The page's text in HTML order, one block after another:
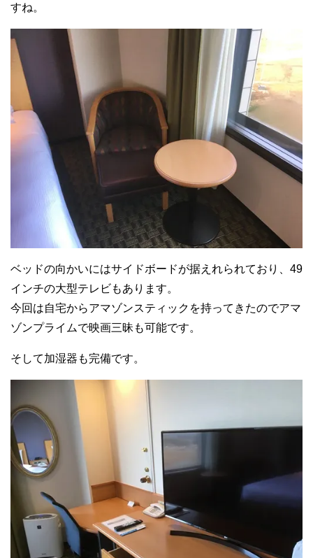
すね。
ベッドの向かいにはサイドボードが据えれられており、49
インチの大型テレビもあります。
今回は自宅からアマゾンスティックを持ってきたのでアマ
ゾンプライムで映画三昧も可能です。
そして加湿器も完備です。